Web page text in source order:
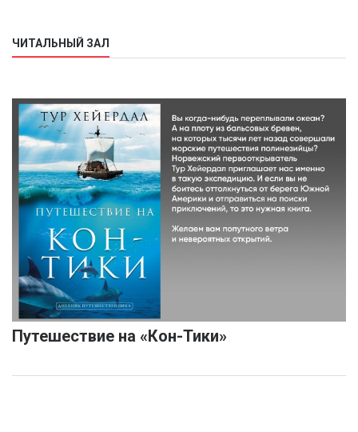
ЧИТАЛЬНЫЙ ЗАЛ
Путешествие на «Кон-Тики»